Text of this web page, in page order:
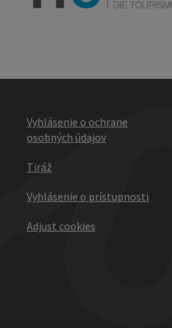
Vyhlásenie o ochrane
osobných údajov
Tiráž
Vyhlásenie o prístupnosti
Adjust cookies